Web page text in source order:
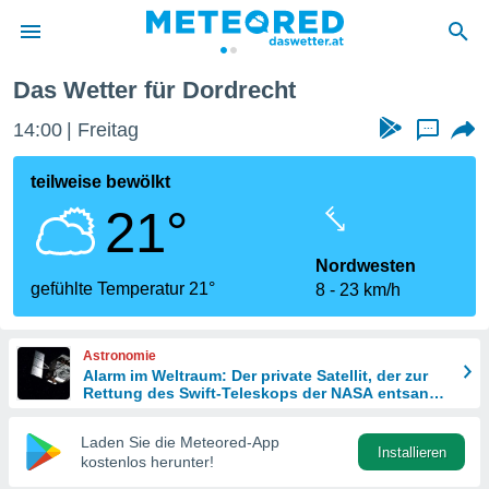
wurde
dass
sind.
diese
Das Wetter für Dordrecht
14:00 Freitag ...
teilweise bewölkt
21°
gefühlte Temperatur 21°
Nordwesten
8
23 km/h
Astronomie
Alarm im Weltraum: Der private Satellit, der zur
Rettung des Swift-Teleskops der NASA entsandt
Laden Sie die Meteored-App
kostenlos herunter!
Installieren